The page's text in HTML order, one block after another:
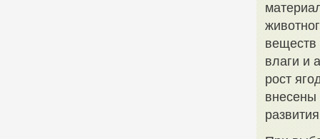
веществ
влаги и
рост
внесены